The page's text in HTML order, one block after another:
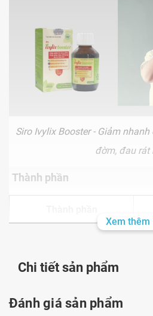
Siro Ivylix Booster - Giảm
đờm, đau rát
Thành phần
Chiết xuất Lá Thường
Xem thêm
Chi tiết sản phẩm
Đánh giá sản phẩm